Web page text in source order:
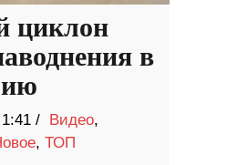
в
1:41 / Видео,
, ТОП